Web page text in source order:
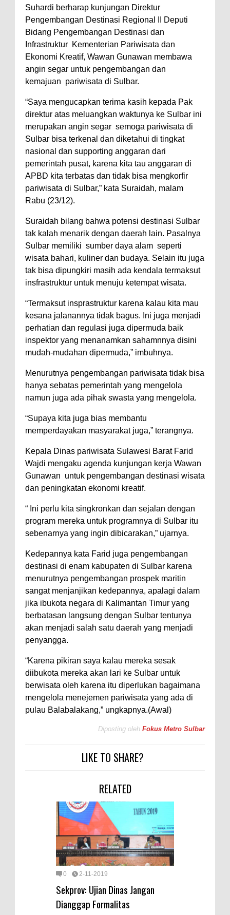
Suhardi berharap kunjungan Direktur
Pengembangan Destinasi Regional II Deputi
Bidang Pengembangan Destinasi dan
Infrastruktur Kementerian Pariwisata dan
Ekonomi Kreatif, Wawan Gunawan membawa
angin segar untuk pengembangan dan
kemajuan pariwisata di Sulbar.
“Saya mengucapkan terima kasih kepada Pak
direktur atas meluangkan waktunya ke Sulbar ini
merupakan angin segar semoga pariwisata di
Sulbar bisa terkenal dan diketahui di tingkat
nasional dan supporting anggaran dari
pemerintah pusat, karena kita tau anggaran di
APBD kita terbatas dan tidak bisa mengkorfir
pariwisata di Sulbar,” kata Suraidah, malam
Rabu (23/12).
Suraidah bilang bahwa potensi destinasi Sulbar
tak kalah menarik dengan daerah lain. Pasalnya
Sulbar memiliki sumber daya alam seperti
wisata bahari, kuliner dan budaya. Selain itu juga
tak bisa dipungkiri masih ada kendala termaksut
insfrastruktur untuk menuju ketempat wisata.
“Termaksut insprastruktur karena kalau kita mau
kesana jalanannya tidak bagus. Ini juga menjadi
perhatian dan regulasi juga dipermuda baik
inspektor yang menanamkan sahamnnya disini
mudah-mudahan dipermuda,” imbuhnya.
Menurutnya pengembangan pariwisata tidak bisa
hanya sebatas pemerintah yang mengelola
namun juga ada pihak swasta yang mengelola.
“Supaya kita juga bias membantu
memperdayakan masyarakat juga,” terangnya.
Kepala Dinas pariwisata Sulawesi Barat Farid
Wajdi mengaku agenda kunjungan kerja Wawan
Gunawan untuk pengembangan destinasi wisata
dan peningkatan ekonomi kreatif.
“ Ini perlu kita singkronkan dan sejalan dengan
program mereka untuk programnya di Sulbar itu
sebenarnya yang ingin dibicarakan,” ujarnya.
Kedepannya kata Farid juga pengembangan
destinasi di enam kabupaten di Sulbar karena
menurutnya pengembangan prospek maritin
sangat menjanjikan kedepannya, apalagi dalam
jika ibukota negara di Kalimantan Timur yang
berbatasan langsung dengan Sulbar tentunya
akan menjadi salah satu daerah yang menjadi
penyangga.
“Karena pikiran saya kalau mereka sesak
diibukota mereka akan lari ke Sulbar untuk
berwisata oleh karena itu diperlukan bagaimana
mengelola menejemen pariwisata yang ada di
pulau Balabalakang,” ungkapnya.(Awal)
Diposting oleh Fokus Metro Sulbar
LIKE TO SHARE?
RELATED
0 2-11-2019
Sekprov: Ujian Dinas Jangan
Dianggap Formalitas